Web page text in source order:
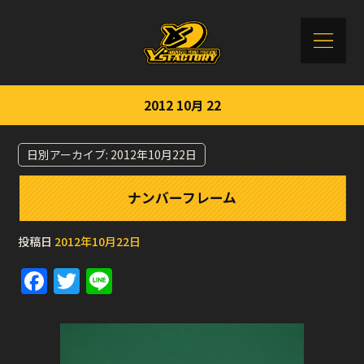
2012 10月 22
日別アーカイブ: 2012年10月22日
ナンバーフレーム
投稿日 2012年10月22日
F
a
c
T
w
it e